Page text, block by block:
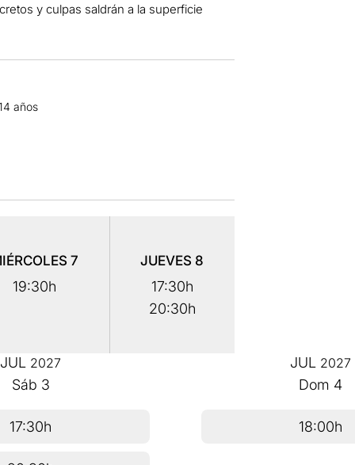
y culpas saldrán a la superficie
años
7
19:30h
JUEVES 8
17:30h
20:30h
JUL 2027
Sáb 3
17:30h
JUL 2027
Dom 4
18:00h